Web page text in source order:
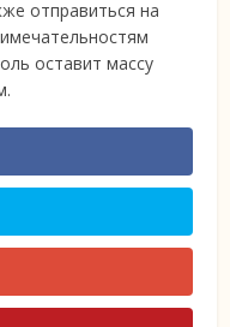
отправиться на
оставит массу